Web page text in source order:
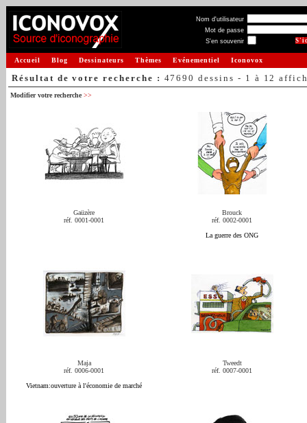
Nom d'utilisateur
Mot de passe
S'en souvenir
Accueil Blog Dessinateurs Thèmes Evénementiel Iconovox
Résultat de votre recherche : 47690 dessins - 1 à 12
Modifier votre recherche >>
Gaüzère
réf. 0001-0001
Brouck
réf. 0002-0001
La guerre des ONG
Maja
réf. 0006-0001
Vietnam:ouverture à l'économie de marché
Tweedt
réf. 0007-0001